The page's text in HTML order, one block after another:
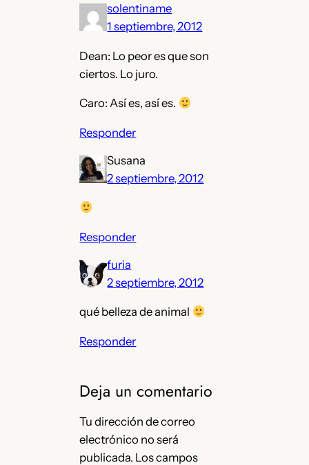
solentiname
1 septiembre, 2012
Dean: Lo peor es que son
ciertos. Lo juro.
Caro: Así es, así es.
Responder
Susana
2 septiembre, 2012
Responder
furia
2 septiembre, 2012
qué belleza de animal
Responder
Deja un comentario
Tu dirección de correo
electrónico no será
publicada. Los campos